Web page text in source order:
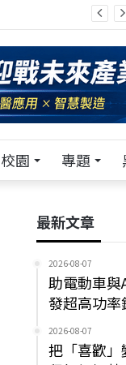
校園 專題
最新文章
2026-08-07
助電動車與
發超高功率
2026-08-07
把「喜歡